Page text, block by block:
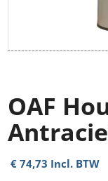
OAF
€ 74,73 Incl. BTW